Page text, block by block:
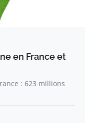
en France et
: 623 millions